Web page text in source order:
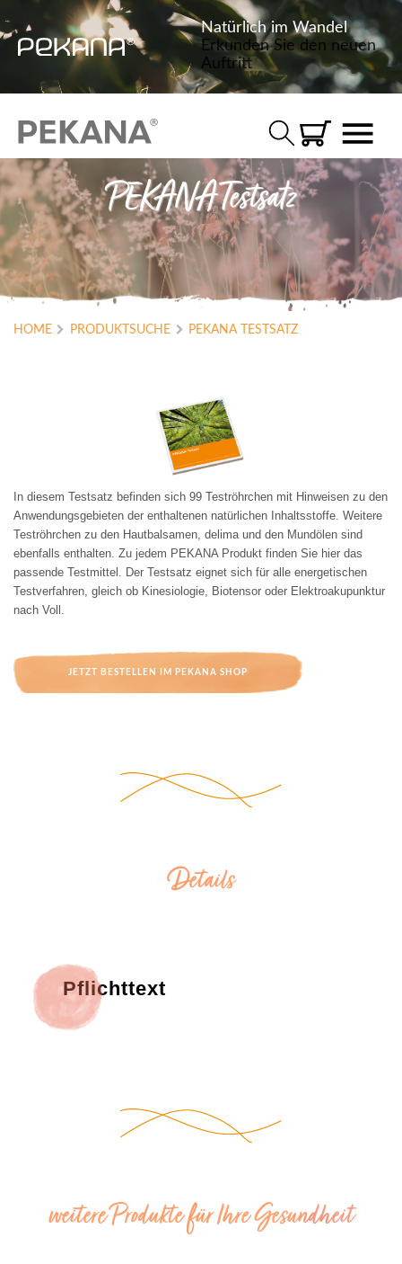
Natürlich im Wandel
Erkunden Sie den neuen
Auftritt
PEKANA Testsatz
HOME PRODUKTSUCHE PEKANA TESTSATZ
In diesem Testsatz befinden sich 99 Teströhrchen mit Hinweisen zu den
Anwendungsgebieten der enthaltenen natürlichen Inhaltsstoffe. Weitere
Teströhrchen zu den Hautbalsamen, delima und den Mundölen sind
ebenfalls enthalten. Zu jedem PEKANA Produkt finden Sie hier das
passende Testmittel. Der Testsatz eignet sich für alle energetischen
Testverfahren, gleich ob Kinesiologie, Biotensor oder Elektroakupunktur
nach Voll.
JETZT BESTELLEN IM PEKANA SHOP
Details
Pflichttext
weitere Produkte für Ihre Gesundheit